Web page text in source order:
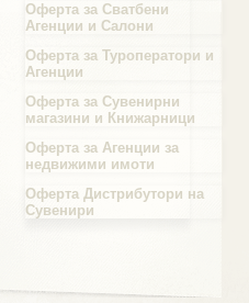
Област Сливен
Област Смолян
Област София
Оферта за Сватбени
Агенции и Салони
Оферта за Туроператори и
Агенции
Оферта за Сувенирни
магазини и Книжарници
Оферта за Агенции за
недвижими имоти
Оферта Дистрибутори на
Сувенири